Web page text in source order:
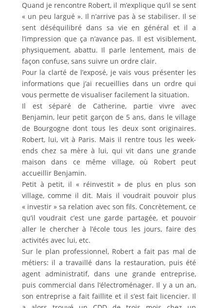
Quand je rencontre Robert, il m’explique qu’il se sent
« un peu largué ». Il n’arrive pas à se stabiliser. Il se
sent déséquilibré dans sa vie en général et il a
l’impression que ça n’avance pas. Il est visiblement,
physiquement, abattu. Il parle lentement, mais de
façon confuse, sans suivre un ordre clair.
Pour la clarté de l’exposé, je vais vous présenter les
informations que j’ai recueillies dans un ordre qui
vous permette de visualiser facilement la situation.
Il est séparé de Catherine, partie vivre avec
Benjamin, leur petit garçon de 5 ans, dans le village
de Bourgogne dont tous les deux sont originaires.
Robert, lui, vit à Paris. Mais il rentre tous les week-
ends chez sa mère à lui, qui vit dans une grande
maison dans ce même village, où Robert peut
accueillir Benjamin.
Petit à petit, il « réinvestit » de plus en plus son
village, comme il dit. Mais il voudrait pouvoir plus
« investir » sa relation avec son fils. Concrètement, ce
qu’il voudrait c’est une garde partagée, et pouvoir
aller le chercher à l’école tous les jours, faire des
activités avec lui, etc.
Sur le plan professionnel, Robert a fait pas mal de
métiers: il a travaillé dans la restauration, puis été
agent administratif, dans une grande entreprise,
puis commercial dans l’électroménager. Il y a un an,
son entreprise a fait faillite et il s’est fait licencier. Il